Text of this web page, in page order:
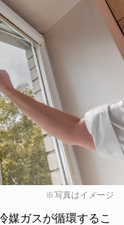
※写真はイメージ
媒ガスが循環するこ